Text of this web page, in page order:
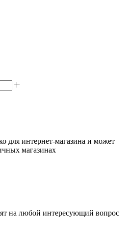
для интернет-магазина и может
магазинах
на любой интересующий вопрос